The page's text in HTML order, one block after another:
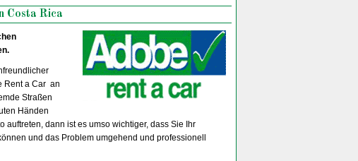
Costa Rica
Rent a Car an
Straßen
Händen
auftreten, dann ist es umso wichtiger, dass Sie Ihr
und das Problem umgehend und professionell